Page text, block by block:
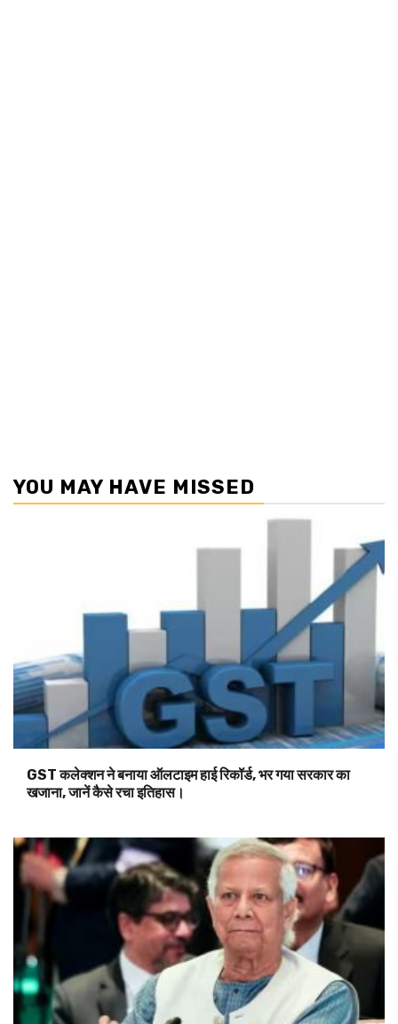
YOU MAY HAVE MISSED
GST कलेक्शन ने बनाया ऑलटाइम हाई रिकॉर्ड, भर गया सरकार का
खजाना, जानें कैसे रचा इतिहास।